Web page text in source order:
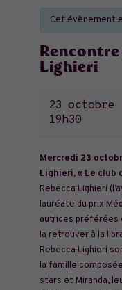
Cet évènement
Lighieri
23 octobre
19h30
Mercredi 23
Lighieri, « Le club
Rebecca Lighieri
lauréate du prix
autrices préférées
la retrouver à la
Rebecca Lighieri
la famille
stars et Miranda,